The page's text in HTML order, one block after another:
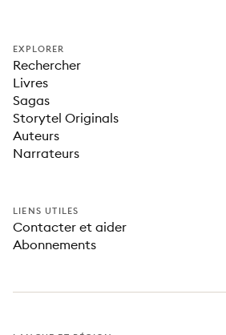
EXPLORER
Rechercher
Livres
Sagas
Storytel Originals
Auteurs
Narrateurs
LIENS UTILES
Contacter et aider
Abonnements